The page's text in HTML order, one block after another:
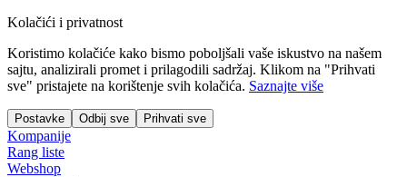
Kolačići i privatnost
Koristimo kolačiće kako bismo poboljšali vaše iskustvo na našem
sajtu, analizirali promet i prilagodili sadržaj. Klikom na "Prihvati
sve" pristajete na korištenje svih kolačića. Saznajte više
Postavke Odbij sve Prihvati sve
Kompanije
Rang liste
Webshop